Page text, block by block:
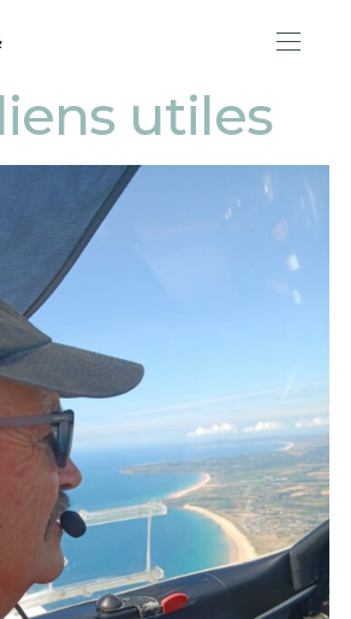
utiles